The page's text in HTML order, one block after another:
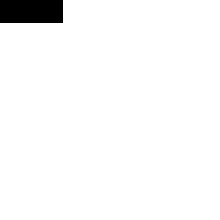
y capones como consecuencia de la gripe aviar